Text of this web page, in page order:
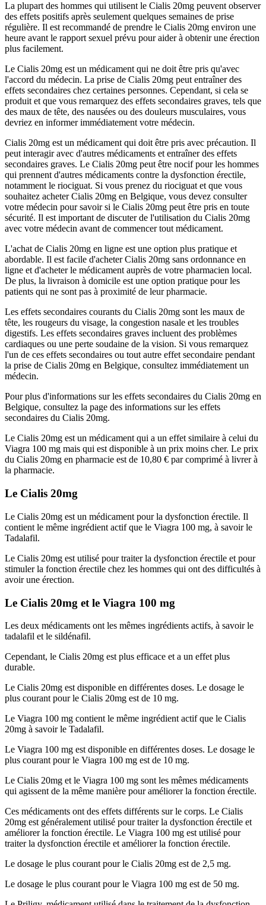
La plupart des hommes qui utilisent le Cialis 20mg peuvent observer
des effets positifs après seulement quelques semaines de prise
régulière. Il est recommandé de prendre le Cialis 20mg environ une
heure avant le rapport sexuel prévu pour aider à obtenir une érection
plus facilement.
Le Cialis 20mg est un médicament qui ne doit être pris qu'avec
l'accord du médecin. La prise de Cialis 20mg peut entraîner des
effets secondaires chez certaines personnes. Cependant, si cela se
produit et que vous remarquez des effets secondaires graves, tels que
des maux de tête, des nausées ou des douleurs musculaires, vous
devriez en informer immédiatement votre médecin.
Cialis 20mg est un médicament qui doit être pris avec précaution. Il
peut interagir avec d'autres médicaments et entraîner des effets
secondaires graves. Le Cialis 20mg peut être nocif pour les hommes
qui prennent d'autres médicaments contre la dysfonction érectile,
notamment le riociguat. Si vous prenez du riociguat et que vous
souhaitez acheter Cialis 20mg en Belgique, vous devez consulter
votre médecin pour savoir si le Cialis 20mg peut être pris en toute
sécurité. Il est important de discuter de l'utilisation du Cialis 20mg
avec votre médecin avant de commencer tout médicament.
L'achat de Cialis 20mg en ligne est une option plus pratique et
abordable. Il est facile d'acheter Cialis 20mg sans ordonnance en
ligne et d'acheter le médicament auprès de votre pharmacien local.
De plus, la livraison à domicile est une option pratique pour les
patients qui ne sont pas à proximité de leur pharmacie.
Les effets secondaires courants du Cialis 20mg sont les maux de
tête, les rougeurs du visage, la congestion nasale et les troubles
digestifs. Les effets secondaires graves incluent des problèmes
cardiaques ou une perte soudaine de la vision. Si vous remarquez
l'un de ces effets secondaires ou tout autre effet secondaire pendant
la prise de Cialis 20mg en Belgique, consultez immédiatement un
médecin.
Pour plus d'informations sur les effets secondaires du Cialis 20mg en
Belgique, consultez la page des informations sur les effets
secondaires du Cialis 20mg.
Le Cialis 20mg est un médicament qui a un effet similaire à celui du
Viagra 100 mg mais qui est disponible à un prix moins cher. Le prix
du Cialis 20mg en pharmacie est de 10,80 € par comprimé à livrer à
la pharmacie.
Le Cialis 20mg
Le Cialis 20mg est un médicament pour la dysfonction érectile. Il
contient le même ingrédient actif que le Viagra 100 mg, à savoir le
Tadalafil.
Le Cialis 20mg est utilisé pour traiter la dysfonction érectile et pour
stimuler la fonction érectile chez les hommes qui ont des difficultés à
avoir une érection.
Le Cialis 20mg et le Viagra 100 mg
Les deux médicaments ont les mêmes ingrédients actifs, à savoir le
tadalafil et le sildénafil.
Cependant, le Cialis 20mg est plus efficace et a un effet plus
durable.
Le Cialis 20mg est disponible en différentes doses. Le dosage le
plus courant pour le Cialis 20mg est de 10 mg.
Le Viagra 100 mg contient le même ingrédient actif que le Cialis
20mg à savoir le Tadalafil.
Le Viagra 100 mg est disponible en différentes doses. Le dosage le
plus courant pour le Viagra 100 mg est de 10 mg.
Le Cialis 20mg et le Viagra 100 mg sont les mêmes médicaments
qui agissent de la même manière pour améliorer la fonction érectile.
Ces médicaments ont des effets différents sur le corps. Le Cialis
20mg est généralement utilisé pour traiter la dysfonction érectile et
améliorer la fonction érectile. Le Viagra 100 mg est utilisé pour
traiter la dysfonction érectile et améliorer la fonction érectile.
Le dosage le plus courant pour le Cialis 20mg est de 2,5 mg.
Le dosage le plus courant pour le Viagra 100 mg est de 50 mg.